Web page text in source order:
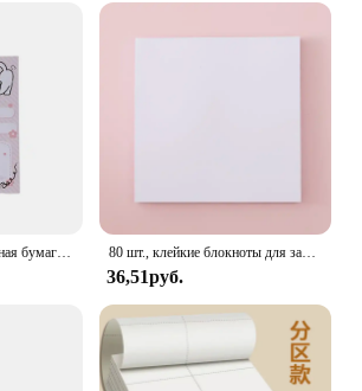
30 листов M5 A8, сменная бумага для блокнота с отрывными листами, указатель рыбы и бабочки, внутренние карты страниц, внутренний сменный переплет, бумажные страницы 80 шт., клейкие блокноты для заметок, из крафт-бумаги
36,51руб.